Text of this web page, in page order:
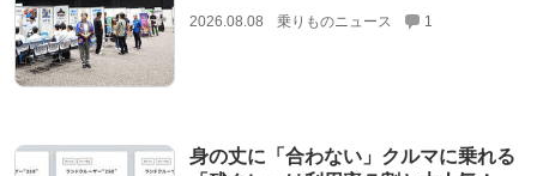
2026.08.08 乗りものニュース 1
身の丈に「合わない」クルマに乗れる